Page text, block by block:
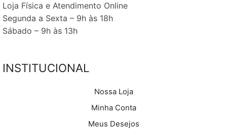
Loja Física e Atendimento Online
Segunda a Sexta – 9h às 18h
Sábado – 9h às 13h
INSTITUCIONAL
Nossa Loja
Minha Conta
Meus Desejos